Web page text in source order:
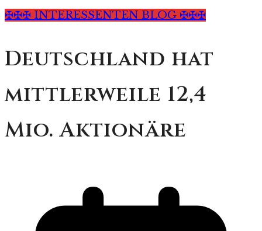
✠✠✠ INTERESSENTEN BLOG ✠✠✠
Deutschland hat
mittlerweile 12,4
Mio. Aktionäre